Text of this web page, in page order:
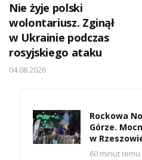
Nie żyje polski
wolontariusz. Zginął
w Ukrainie podczas
rosyjskiego ataku
04.08.2026
Rockowa
Górze.
w
60 minut temu